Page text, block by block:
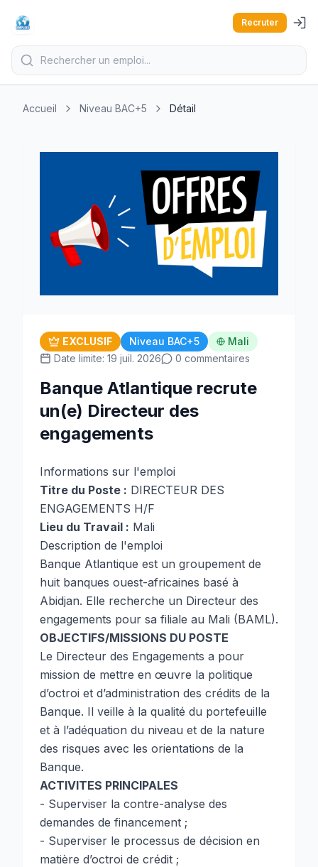
Recruter
Accueil Niveau BAC+5 Détail
EXCLUSIF Niveau BAC+5
Mali
Date limite: 19 juil. 2026
0 commentaires
Banque Atlantique recrute
un(e) Directeur des
engagements
Informations sur l'emploi
Titre du Poste : DIRECTEUR DES
ENGAGEMENTS H/F
Lieu du Travail : Mali
Description de l'emploi
Banque Atlantique est un groupement de
huit banques ouest-africaines basé à
Abidjan. Elle recherche un Directeur des
engagements pour sa filiale au Mali (BAML).
OBJECTIFS/MISSIONS DU POSTE
Le Directeur des Engagements a pour
mission de mettre en œuvre la politique
d’octroi et d’administration des crédits de la
Banque. Il veille à la qualité du portefeuille
et à l’adéquation du niveau et de la nature
des risques avec les orientations de la
Banque.
ACTIVITES PRINCIPALES
- Superviser la contre-analyse des
demandes de financement ;
- Superviser le processus de décision en
matière d’octroi de crédit ;